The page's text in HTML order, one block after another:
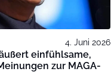
4. Juni 2026
einfühlsame,
zur MAGA-